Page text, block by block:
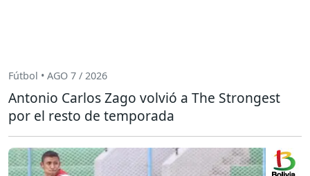
Fútbol • AGO 7 / 2026
Antonio Carlos Zago volvió a The Strongest
por el resto de temporada